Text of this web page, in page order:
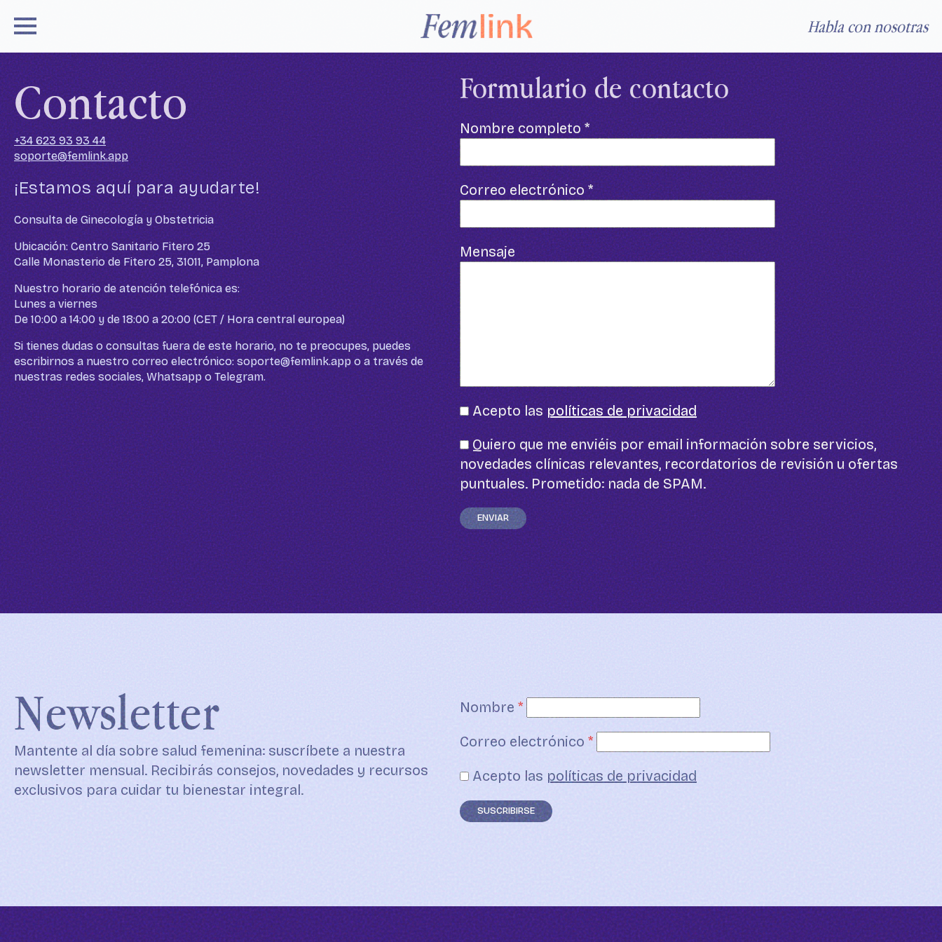
Habla con nosotras
Contacto
+34 623 93 93 44
soporte@femlink.app
¡Estamos aquí para ayudarte!
Consulta de Ginecología y Obstetricia
Ubicación: Centro Sanitario Fitero 25
Calle Monasterio de Fitero 25, 31011, Pamplona
Nuestro horario de atención telefónica es:
Lunes a viernes
De 10:00 a 14:00 y de 18:00 a 20:00 (CET / Hora central europea)
Si tienes dudas o consultas fuera de este horario, no te preocupes, puedes
escribirnos a nuestro correo electrónico: soporte@femlink.app o a través de
nuestras redes sociales, Whatsapp o Telegram.
Formulario de contacto
Nombre completo*
Correo electrónico*
Mensaje
Acepto laspolíticas de privacidad
Quiero que me enviéis por email información sobre servicios,
novedades clínicas relevantes, recordatorios de revisión u ofertas
puntuales. Prometido: nada de SPAM.
ENVIAR
Newsletter
Mantente al día sobre salud femenina: suscríbete a nuestra
newsletter mensual. Recibirás consejos, novedades y recursos
exclusivos para cuidar tu bienestar integral.
Nombre *
Correo electrónico *
Acepto las políticas de privacidad
SUSCRIBIRSE